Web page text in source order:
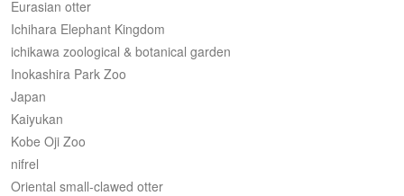
Eurasian otter
Ichihara Elephant Kingdom
ichikawa zoological & botanical garden
Inokashira Park Zoo
Japan
Kaiyukan
Kobe Oji Zoo
nifrel
Oriental small-clawed otter